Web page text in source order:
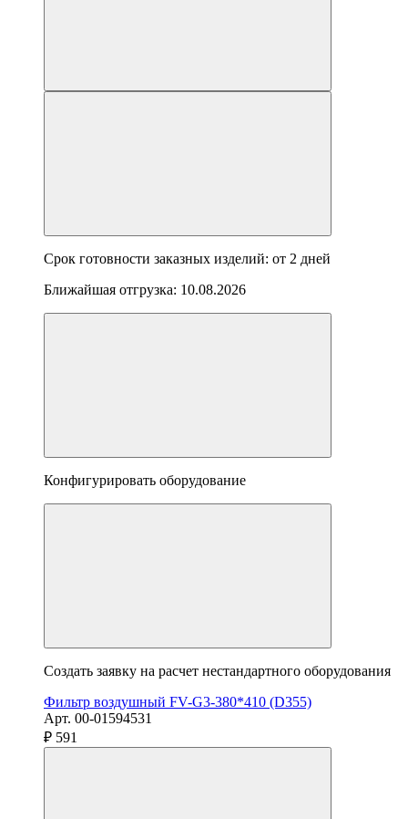
Срок готовности заказных изделий: от 2 дней
Ближайшая отгрузка: 10.08.2026
Конфигурировать оборудование
Создать заявку на расчет нестандартного оборудования
Фильтр воздушный FV-G3-380*410 (D355)
Арт. 00-01594531
₽ 591